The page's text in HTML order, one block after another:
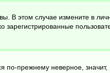
В этом случае измените в
зарегистрированные
прежнему неверное,